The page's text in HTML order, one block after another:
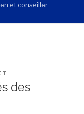
et conseiller
des